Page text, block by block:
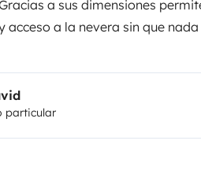
a sus dimensiones
acceso a la nevera sin que
cama en cabina para niños de
baca con deposito de 100
suman 125 litros, lo que da una
con funcion congelador
tambien de
particular